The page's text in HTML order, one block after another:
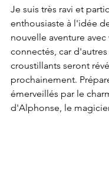
Je suis très ravi et
enthousiaste à l'idée
nouvelle aventure avec
connectés, car
croustillants seront
prochainement.
émerveillés par le
d'Alphonse, le